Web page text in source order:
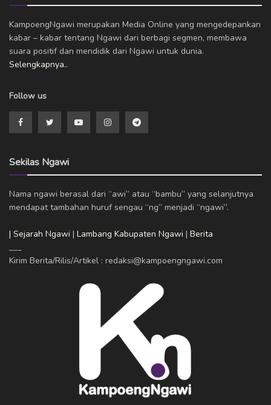
KampoengNgawi merupakan Media Online yang mengedepankan
kabar – kabar tentang Ngawi dari berbagi segmen, membawa
suara positif dan mendidik dari Ngawi untuk dunia.
Selengkapnya..
Follow us
Sekilas Ngawi
Nama ngawi berasal dari “awi” atau “bambu” yang selanjutnya
mendapat tambahan huruf sengau “ng” menjadi “ngawi”.
| Sejarah Ngawi | Lambang Kabupaten Ngawi | Berita
Kirim Berita/Rilis/Artikel : redaksi@kampoengngawi.com